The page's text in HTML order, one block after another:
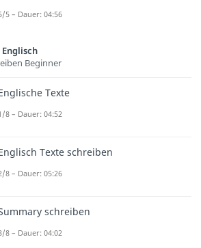
5 – Dauer: 04:56
Beginner
Texte
8 – Dauer: 04:52
Texte schreiben
8 – Dauer: 05:26
schreiben
8 – Dauer: 04:02